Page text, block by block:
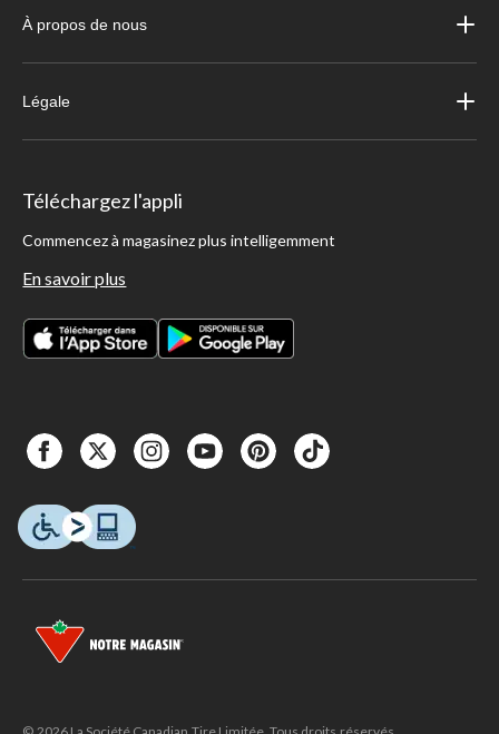
À propos de nous
Légale
Téléchargez l'appli
Commencez à magasinez plus intelligemment
En savoir plus